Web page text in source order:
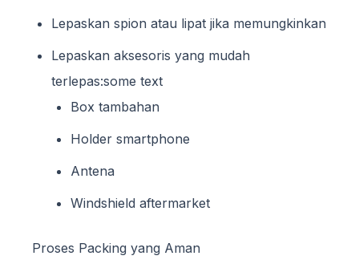
Lepaskan spion atau lipat jika memungkinkan
Lepaskan aksesoris yang mudah
terlepas:some text
Box tambahan
Holder smartphone
Antena
Windshield aftermarket
Proses Packing yang Aman